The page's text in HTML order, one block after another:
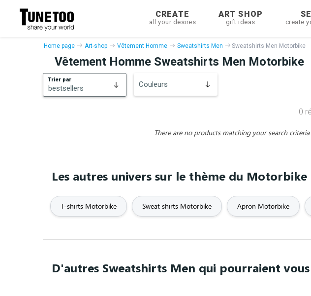
CREATE
all your desires
ART SHOP
gift ideas create
Home page Art-shop Vêtement Homme Sweatshirts Men Sweatshirts Men Motorbike
Vêtement Homme Sweatshirts Men Motorbike
Trier par
bestsellers Couleurs
0
There are no products matching your search
Les autres univers sur le thème du Motorbike
T-shirts Motorbike Sweat shirts Motorbike Apron Motorbike
D'autres Sweatshirts Men qui pourraient